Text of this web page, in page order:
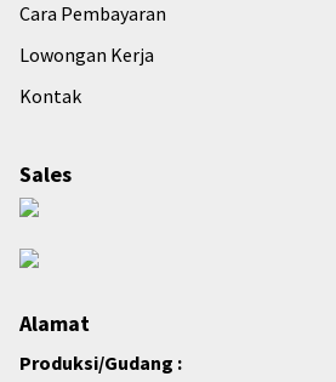
Cara Pembayaran
Lowongan Kerja
Kontak
Sales
Alamat
Produksi/Gudang :